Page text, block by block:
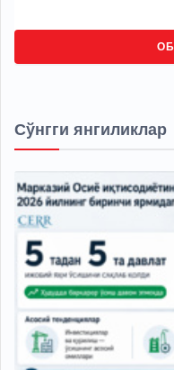
Сўнгги янгиликлар